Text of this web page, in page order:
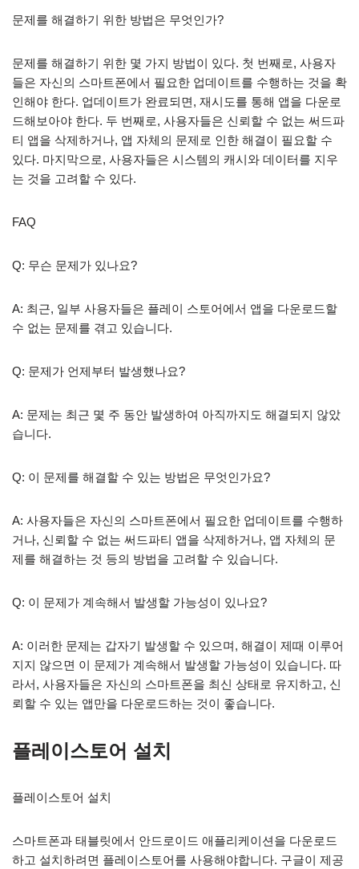
문제를 해결하기 위한 방법은 무엇인가?
문제를 해결하기 위한 몇 가지 방법이 있다. 첫 번째로, 사용자
들은 자신의 스마트폰에서 필요한 업데이트를 수행하는 것을 확
인해야 한다. 업데이트가 완료되면, 재시도를 통해 앱을 다운로
드해보아야 한다. 두 번째로, 사용자들은 신뢰할 수 없는 써드파
티 앱을 삭제하거나, 앱 자체의 문제로 인한 해결이 필요할 수
있다. 마지막으로, 사용자들은 시스템의 캐시와 데이터를 지우
는 것을 고려할 수 있다.
FAQ
Q: 무슨 문제가 있나요?
A: 최근, 일부 사용자들은 플레이 스토어에서 앱을 다운로드할
수 없는 문제를 겪고 있습니다.
Q: 문제가 언제부터 발생했나요?
A: 문제는 최근 몇 주 동안 발생하여 아직까지도 해결되지 않았
습니다.
Q: 이 문제를 해결할 수 있는 방법은 무엇인가요?
A: 사용자들은 자신의 스마트폰에서 필요한 업데이트를 수행하
거나, 신뢰할 수 없는 써드파티 앱을 삭제하거나, 앱 자체의 문
제를 해결하는 것 등의 방법을 고려할 수 있습니다.
Q: 이 문제가 계속해서 발생할 가능성이 있나요?
A: 이러한 문제는 갑자기 발생할 수 있으며, 해결이 제때 이루어
지지 않으면 이 문제가 계속해서 발생할 가능성이 있습니다. 따
라서, 사용자들은 자신의 스마트폰을 최신 상태로 유지하고, 신
뢰할 수 있는 앱만을 다운로드하는 것이 좋습니다.
플레이스토어 설치
플레이스토어 설치
스마트폰과 태블릿에서 안드로이드 애플리케이션을 다운로드
하고 설치하려면 플레이스토어를 사용해야합니다. 구글이 제공